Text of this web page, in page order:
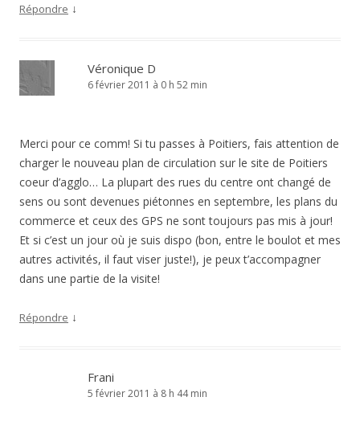
Répondre ↓
Véronique D
6 février 2011 à 0 h 52 min
Merci pour ce comm! Si tu passes à Poitiers, fais attention de
charger le nouveau plan de circulation sur le site de Poitiers
coeur d’agglo… La plupart des rues du centre ont changé de
sens ou sont devenues piétonnes en septembre, les plans du
commerce et ceux des GPS ne sont toujours pas mis à jour!
Et si c’est un jour où je suis dispo (bon, entre le boulot et mes
autres activités, il faut viser juste!), je peux t’accompagner
dans une partie de la visite!
Répondre ↓
Frani
5 février 2011 à 8 h 44 min